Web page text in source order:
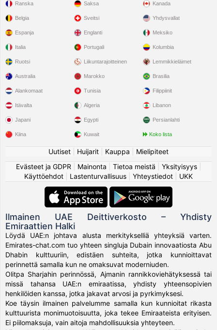
Ranska
Belgia
Espanja
Italia
Ruotsi
Saksa
Sveitsi
Englanti
Portugali
Liikuntarajoitteinen
Kanada
Yhdysvallat
Meksiko
Kolumbia
Lemmikkieläimet
Australia
Alankomaat
Itävalta
Japani
Kiina
Marokko
Tunisia
Algeria
Egypti
Kuwait
Brasilia
Filippiinit
Libanon
Persianlahti
Koko lista
Uutiset Huijarit Kauppa
Mielipiteet
Evästeet ja GDPR
Mainonta Tietoa meistä Yksityisyys|
Käyttöehdot
Lastenturvallisuus Yhteystiedot UKK
Ilmainen UAE Deittiverkosto – Yhdisty
Emiraattien Halki
Löydä UAE:n johtava alusta merkitykselliä yhteyksiä varten.
Emirates-chat.com tuo yhteen singluja Dubain innovaatiosta Abu
Dhabin kulttuuriin, edistäen suhteita, jotka kunnioittavat
perinnettä samalla kun ne omaksuvat moderniuden.
Olitpa Sharjahin perinnössä, Ajmanin rannikkoviehätyksessä tai
missä tahansa UAE:n emiraatissa, yhdisty yhteensopivien
henkilöiden kanssa, jotka jakavat arvosi ja pyrkimyksesi.
Koe täysin ilmainen palvelumme samalla kun kunnioitat rikasta
kulttuurista monimuotoisuutta, joka tekee Emiraateista erityisen.
Ei piilomaksuja, vain aitoja mahdollisuuksia yhteyteen.